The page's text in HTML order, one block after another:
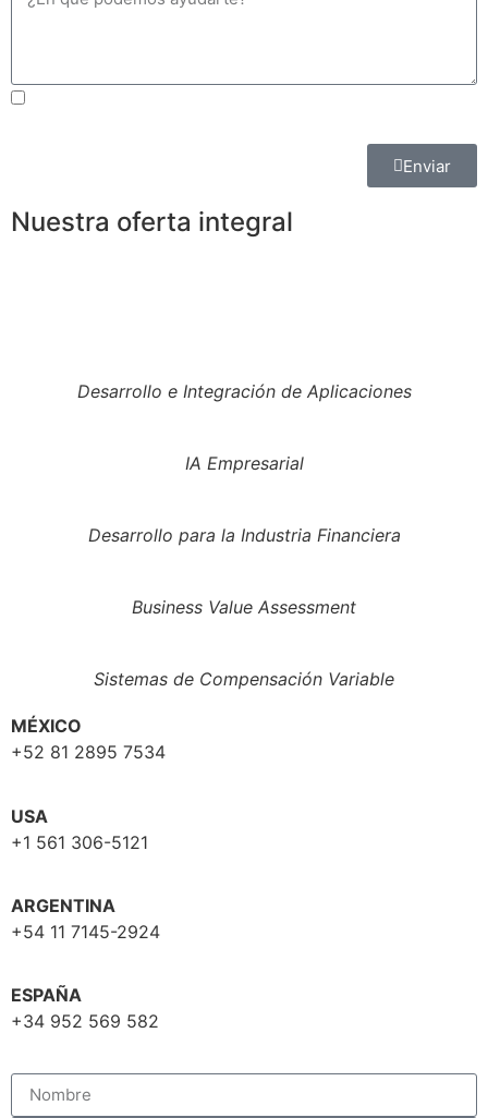
Enviar
Nuestra oferta integral
Desarrollo e Integración de Aplicaciones
IA Empresarial
Desarrollo para la Industria Financiera
Business Value Assessment
Sistemas de Compensación Variable
MÉXICO
+52 81 2895 7534
USA
+1 561 306-5121
ARGENTINA
+54 11 7145-2924
ESPAÑA
+34 952 569 582